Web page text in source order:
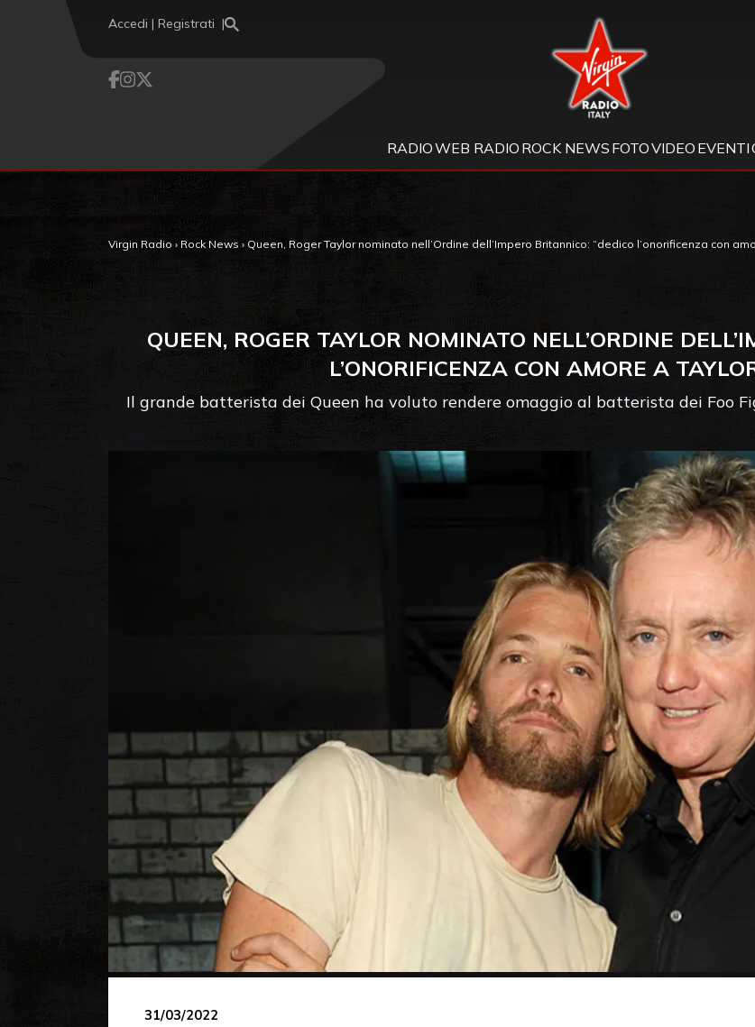
Accedi | Registrati Virgin Radio
RADIOWEB RADIO ROCK NEWS FOTOVIDEO EVENTI
Virgin Radio › Rock News › Queen, Roger Taylor nominato nell’Ordine dell’Impero Britannico: “dedico l’onorificenza con
QUEEN, ROGER TAYLOR NOMINATO NELL’ORDINE
L’ONORIFICENZA CON AMORE A
Il grande batterista dei Queen ha voluto rendere omaggio al batterista dei Foo
31/03/2022